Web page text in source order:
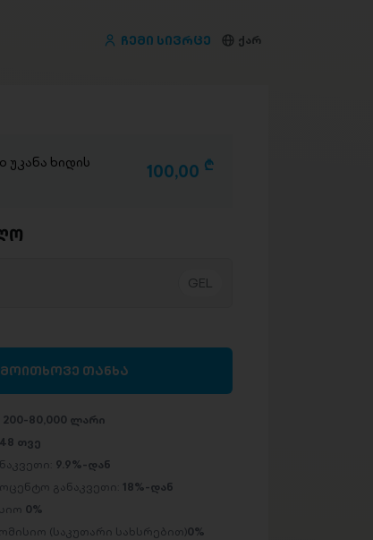
ჩემი სივრცე ქარ
უკანა ხიდის
100,00 D
მოითხოვე თანხა
200-80,000 ლარი
თვე
9.9%-დან
განაკვეთი: 18%-დან
0%
(საკუთარი სახსრებით)0%